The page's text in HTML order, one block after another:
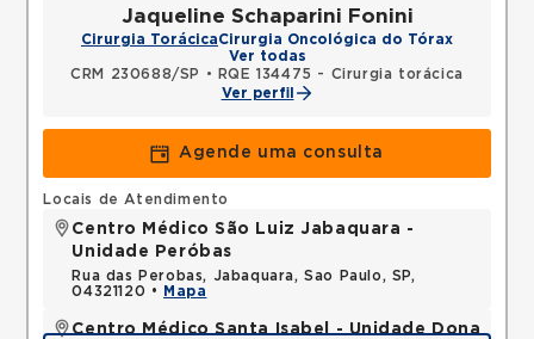
Jaqueline Schaparini Fonini
Cirurgia TorácicaCirurgia Oncológica do Tórax
Ver todas
CRM 230688/SP
•
RQE 134475 - Cirurgia torácica
Ver perfil
Agende uma consulta
Locais de Atendimento
Centro Médico São Luiz Jabaquara -
Unidade Peróbas
Rua das Perobas, Jabaquara, Sao Paulo, SP,
04321120 •
Mapa
Centro Médico Santa Isabel - Unidade Dona